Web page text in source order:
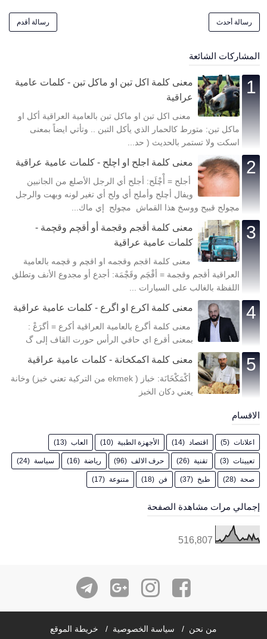
رسالة أحدث رسالة أقدم
المشاركات الشائعة
معنى كلمة اكل تبن او ماكل تبن - كلمات عامية
عراقية
معنى اكل تبن او ماكل تبن بالعامية العراقية أكل او
ماكل تبن: متورط كالحمار الذي يأكل التبن .. وتأتي ايضاً بمعنى
اسكت ولا تستمر بالحديث ( حد...
معنى كلمة اجلح او اچلح - كلمات عامية عراقية
أجلح = أْچْلَح: أجلح أي الرجل الأصلع من الجانبين
ويفال أچلح وأملح أي ولح أي تغير لونه وبهت والرجل
مچولح قبيح ووسخ هذا القماش مچولح إي ماك...
معنى كلمة أقجم وقجمة أو أقچم وقچمة -
كلمات عامية عراقية
معنى كلمة اقجم وقجمه او اقچم و قچمه بالعامية
العراقية أقجم وقجمة = أقْچَم وقَچْمَة: أجدع أو مجدوع الأنف وتطلق
اللفظة بالغالب على السيارات ...
معنى كلمة اكرع او اگرع - كلمات عامية عراقية
معنى كلمة أگرع بالعامية العراقية أكرع = أگرَعْ :
بمعنى أقرع اي حافي الرأس حورت القاف إلى گ
معنى كلمة اكمكخانة - كلمات عامية عراقية
أكْمَكْخَانَة: خباز ( ekmek من التركية تعني خبز) وخانة
يعني دكان الخبز
الاقسام
اعلانات (5) اقتصاد (14) الأجهزة الطبية (10) العاب (13)
تعيينات (3) تقنية (26) حرف الالف (96) رياضة (16) سياسة (24)
صحة (28) طبخ (37) فن (18) متنوعة (17)
إجمالي مرات مشاهدة الصفحة
516,807
من نحن سياسة الخصوصية خريطة الموقع